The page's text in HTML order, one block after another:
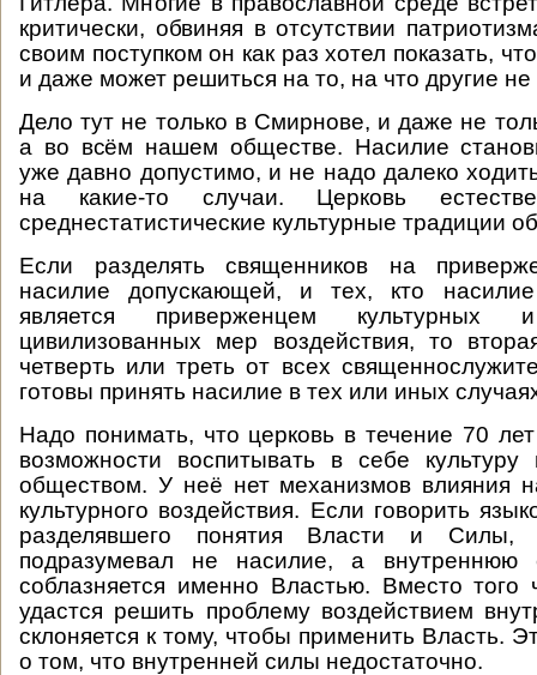
критически, обвиняя в отсутствии
своим поступком он как раз хотел показать,
и даже может решиться на то, на что другие
Дело тут не только в Смирнове, и даже не
а во всём нашем обществе. Насилие
уже давно допустимо, и не надо далеко
на какие-то случаи. Церковь
среднестатистические культурные традиции
Если разделять священников на
насилие допускающей, и тех, кто
является приверженцем культурных
цивилизованных мер воздействия, то
четверть или треть от всех
готовы принять насилие в тех или иных
Надо понимать, что церковь в течение 70
возможности воспитывать в себе культуру
обществом. У неё нет механизмов влияния
культурного воздействия. Если говорить
разделявшего понятия Власти и
подразумевал не насилие, а внутреннюю
соблазняется именно Властью. Вместо того
удастся решить проблему воздействием
склоняется к тому, чтобы применить Власть.
о том, что внутренней силы недостаточно.